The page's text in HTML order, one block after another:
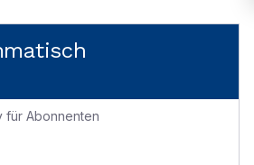
für Abonnenten